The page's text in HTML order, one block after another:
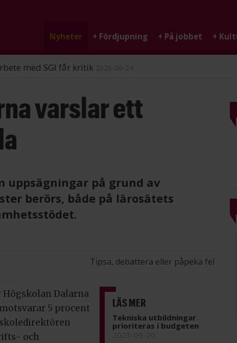
Nyheter + Fördjupning + På jobbet +
2026-06-25
varslar ett
uppsägningar på grund av
berörs, både på lärosätets
Tipsa, debattera eller påpeka fel
LÄS MER
Tekniska utbildningar
prioriteras i budgeten
Högskolan Dalarna
5 procent
och